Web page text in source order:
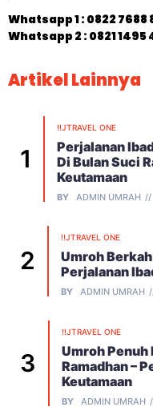
Whatsapp 1 :0822 7688
Whatsapp 2 : 0821 1495
Artikel Lainnya
!!JTRAVEL ONE
Perjalanan
Di Bulan Suci
Keutamaan
BY ADMIN UMRAH
!!JTRAVEL ONE
Umroh
Perjalanan
BY ADMIN UMRAH
!!JTRAVEL ONE
Umroh Penuh
Ramadhan –
Keutamaan
BY ADMIN UMRAH